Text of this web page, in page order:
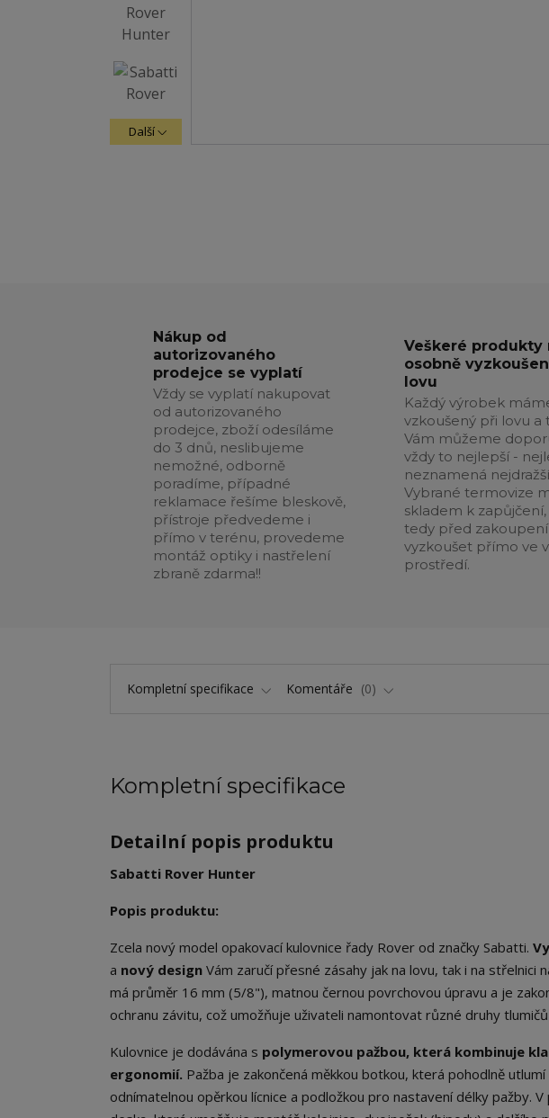
Další
Nákup od
autorizovaného
prodejce se vyplatí
Vždy se vyplatí nakupovat
od autorizovaného
prodejce, zboží odesíláme
do 3 dnů, neslibujeme
nemožné, odborně
poradíme, případné
reklamace řešíme bleskově,
přístroje předvedeme i
přímo v terénu, provedeme
montáž optiky i nastřelení
zbraně zdarma!!
Veškeré produkty
osobně
lovu
Každý výrobek
vzkoušený při lovu a
Vám můžeme
vždy to nejlepší -
neznamená
Vybrané termovize
skladem k zapůjčení,
tedy před
vyzkoušet přímo ve
prostředí.
Kompletní specifikace Komentáře 0
Kompletní specifikace
Detailní popis produktu
Sabatti Rover Hunter
Popis produktu:
Zcela nový model opakovací kulovnice řady Rover od značky Sabatti.
a nový design Vám zaručí přesné zásahy jak na lovu, tak i na
má průměr 16 mm (5/8"), matnou černou povrchovou úpravu a je
ochranu závitu, což umožňuje uživateli namontovat různé druhy
Kulovnice je dodávána s polymerovou pažbou, která kombinuje
ergonomií. Pažba je zakončená měkkou botkou, která pohodlně
odnímatelnou opěrkou lícnice a podložkou pro nastavení délky pažby.